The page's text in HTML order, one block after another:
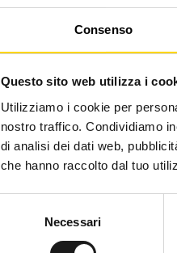
Consenso
Questo sito web utilizza i
Utilizziamo i cookie per
nostro traffico. Condividiamo
di analisi dei dati web,
che hanno raccolto dal tuo
Necessari